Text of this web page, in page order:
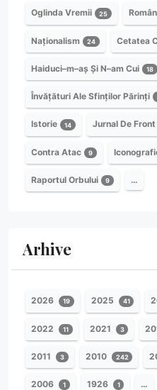
Oglinda Vremii 25
Naționalism 24 Cetatea
Haiduci–m–aș Și N–am Cui 18
Învățături Ale Sfinților Părinți
Istorie 14 Jurnal De Front
Contra Atac 9
Raportul Orbului 9 …
Arhive
2026 19 2025 41
2022 11 2021 3
2011 3 2010 242
2006 1 1926 1 …